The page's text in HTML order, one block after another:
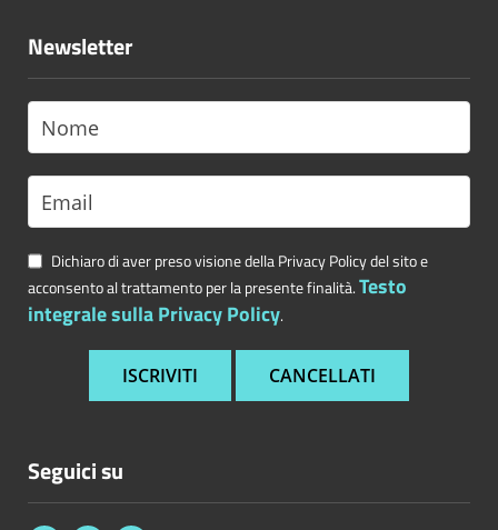
Newsletter
Dichiaro di aver preso visione della Privacy Policy del sito e
acconsento al trattamento per la presente finalità.Testo
integrale sulla Privacy Policy.
Seguici su